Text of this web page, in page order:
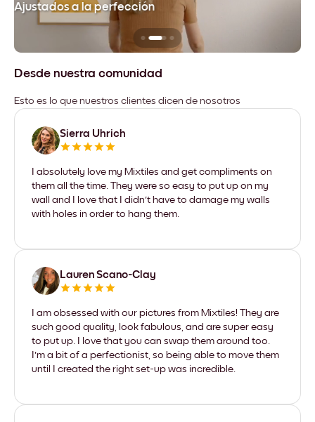
Ajustados a la perfección
Desde nuestra comunidad
Esto es lo que nuestros clientes dicen de nosotros
Sierra Uhrich
I absolutely love my Mixtiles and get compliments on
them all the time. They were so easy to put up on my
wall and I love that I didn't have to damage my walls
with holes in order to hang them.
Lauren Scano-Clay
I am obsessed with our pictures from Mixtiles! They are
such good quality, look fabulous, and are super easy
to put up. I love that you can swap them around too.
I'm a bit of a perfectionist, so being able to move them
until I created the right set-up was incredible.